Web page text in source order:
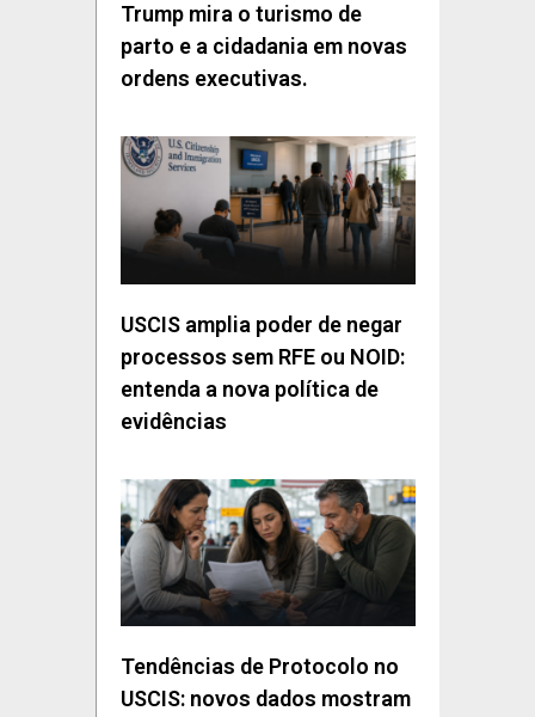
Trump mira o turismo de
parto e a cidadania em novas
ordens executivas.
USCIS amplia poder de negar
processos sem RFE ou NOID:
entenda a nova política de
evidências
Tendências de Protocolo no
USCIS: novos dados mostram